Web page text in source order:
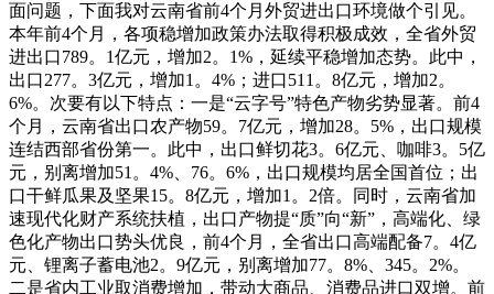
面问题，下面我对云南省前4个月外贸进出口环境做个引见。
本年前4个月，各项稳增加政策办法取得积极成效，全省外贸
进出口789。1亿元，增加2。1%，延续平稳增加态势。此中，
出口277。3亿元，增加1。4%；进口511。8亿元，增加2。
6%。次要有以下特点：一是“云字号”特色产物劣势显著。前4
个月，云南省出口农产物59。7亿元，增加28。5%，出口规模
连结西部省份第一。此中，出口鲜切花3。6亿元、咖啡3。5亿
元，别离增加51。4%、76。6%，出口规模均居全国首位；出
口干鲜瓜果及坚果15。8亿元，增加1。2倍。同时，云南省加
速现代化财产系统扶植，出口产物提“质”向“新”，高端化、绿
色化产物出口势头优良，前4个月，全省出口高端配备7。4亿
元、锂离子蓄电池2。9亿元，别离增加77。8%、345。2%。
二是省内工业取消费增加，带动大商品、消费品进口双增。前